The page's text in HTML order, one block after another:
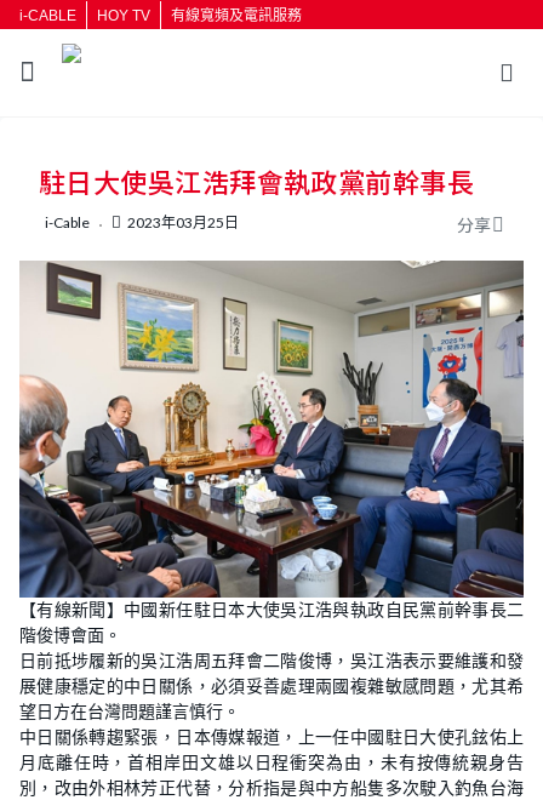
i-CABLE HOY TV 有線寬頻及電訊服務
按輸入鍵開始搜尋
駐日大使吳江浩拜會執政黨前幹事長
i-Cable 2023年03月25日 分享
【有線新聞】中國新任駐日本大使吳江浩與執政自民黨前幹事長二
階俊博會面。
日前抵埗履新的吳江浩周五拜會二階俊博，吳江浩表示要維護和發
展健康穩定的中日關係，必須妥善處理兩國複雜敏感問題，尤其希
望日方在台灣問題謹言慎行。
中日關係轉趨緊張，日本傳媒報道，上一任中國駐日大使孔鉉佑上
月底離任時，首相岸田文雄以日程衝突為由，未有按傳統親身告
別，改由外相林芳正代替，分析指是與中方船隻多次駛入釣魚台海